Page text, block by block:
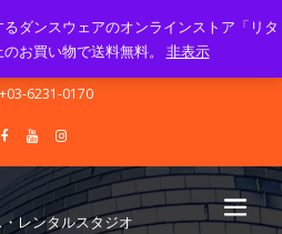
- Sun 10.00 - 23.00
tango.com
+03-6231-0170
レンタルスタジオ
ダンスウェアのオンラインストア「リタ
お買い物で送料無料。 非表示